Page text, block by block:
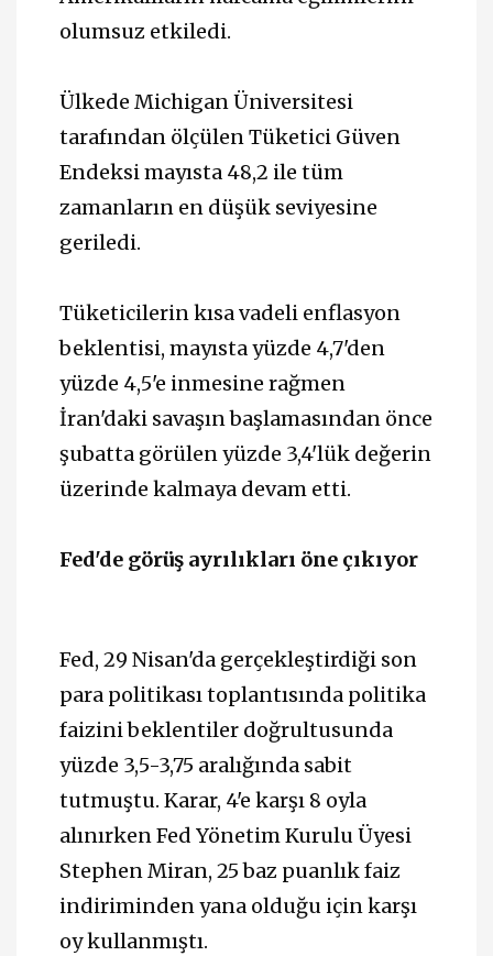
olumsuz etkiledi.
Ülkede Michigan Üniversitesi
tarafından ölçülen Tüketici Güven
Endeksi mayısta 48,2 ile tüm
zamanların en düşük seviyesine
geriledi.
Tüketicilerin kısa vadeli enflasyon
beklentisi, mayısta yüzde 4,7'den
yüzde 4,5'e inmesine rağmen
İran'daki savaşın başlamasından önce
şubatta görülen yüzde 3,4'lük değerin
üzerinde kalmaya devam etti.
Fed'de görüş ayrılıkları öne çıkıyor
Fed, 29 Nisan'da gerçekleştirdiği son
para politikası toplantısında politika
faizini beklentiler doğrultusunda
yüzde 3,5-3,75 aralığında sabit
tutmuştu. Karar, 4'e karşı 8 oyla
alınırken Fed Yönetim Kurulu Üyesi
Stephen Miran, 25 baz puanlık faiz
indiriminden yana olduğu için karşı
oy kullanmıştı.